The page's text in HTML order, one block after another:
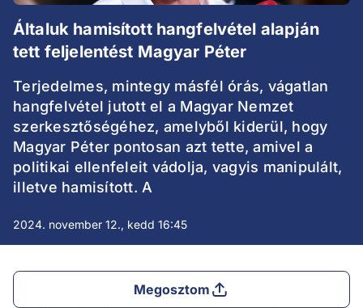
Általuk hamisított hangfelvétel alapján
tett feljelentést Magyar Péter
Terjedelmes, mintegy másfél órás, vágatlan
hangfelvétel jutott el a Magyar Nemzet
szerkesztőségéhez, amelyből kiderül, hogy
Magyar Péter pontosan azt tette, amivel a
politikai ellenfeleit vádolja, vagyis manipulált,
illetve hamisított. A
2024. november 12., kedd 16:45
Megosztom